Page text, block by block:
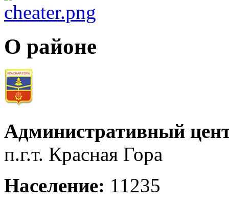
О районе
Административный
п.г.т. Красная Гора
Население: 11235